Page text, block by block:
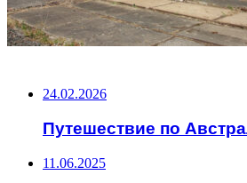
24.02.2026
Путешествие по
11.06.2025